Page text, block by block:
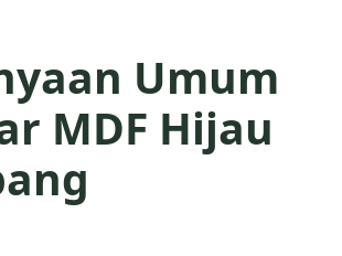
Umum
MDF Hijau